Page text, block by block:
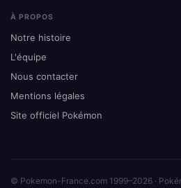
À PROPOS
Notre histoire
L'équipe
Nous contacter
Mentions légales
Site officiel Pokémon
© Pokemon-France.com 1999–2026 ·